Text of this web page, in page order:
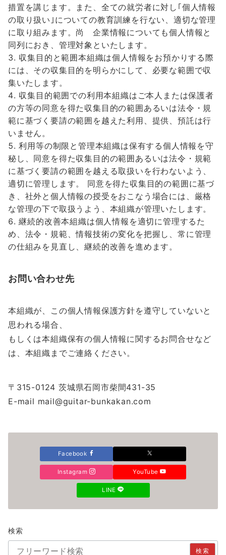
措置を講じます。また、全ての就労者に対し｢個人情報
の取り扱い｣についての教育訓練を行ない、適切な管理
に取り組みます。尚 企業情報についても個人情報と
同列におき、管理対象といたします。
収集目的と範囲本組織は個人情報をお預かりする際
には、その収集目的を明らかにして、必要な範囲で収
集いたします。
収集目的範囲での利用本組織はご本人または保護者
の方等の同意を得た収集目的の範囲あるいは法令・規
範に基づく要請の範囲を越えた利用、提供、預託は行
いません。
利用等の制限と管理本組織は保有する個人情報を守
秘し、同意を得た収集目的の範囲あるいは法令・規範
に基づく要請の範囲を越える取扱いを行わないよう、
適切に管理します。 同意を得た収集目的の範囲に基づ
き、社外と個人情報の授受をおこなう場合には、厳格
な管理の下で取扱うよう、本組織が管理いたします。
継続的改善本組織は個人情報を適切に管理するた
め、法令・規範、情報技術の変化を把握し、常に管理
の仕組みを見直し、継続的改善を進めます。
お問い合わせ先
本組織が、この個人情報保護方針を遵守していないと
思われる場合、
もしくは本組織保有の個人情報に関するお問合せなど
は、本組織までご連絡ください。
〒315-0124 茨城県石岡市柴間431-35
E-mail mail@guitar-bunkakan.com
Facebook
Instagram YouTube
LINE
検索
検索